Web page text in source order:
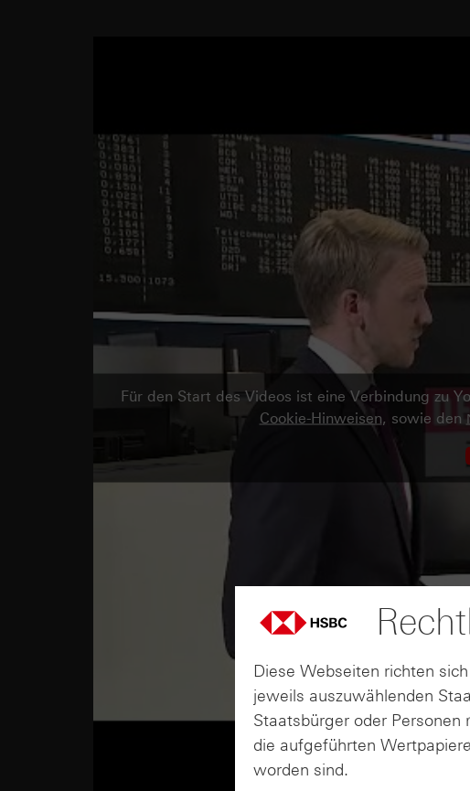
Für den Start des Videos ist eine Verbindung zu
Cookie-Hinweisen, sowie den
Diese Webseiten richten
jeweils auszuwählenden
Staatsbürger oder
die aufgeführten
worden sind.